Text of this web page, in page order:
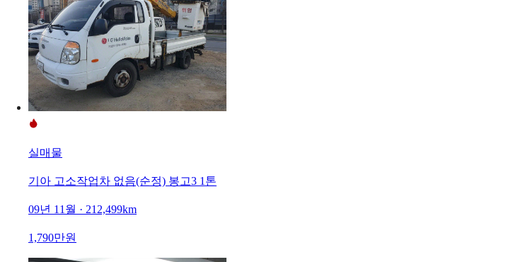
실매물
기아 고소작업차 없음(순정) 봉고3 1톤
09년 11월 · 212,499km
1,790만원